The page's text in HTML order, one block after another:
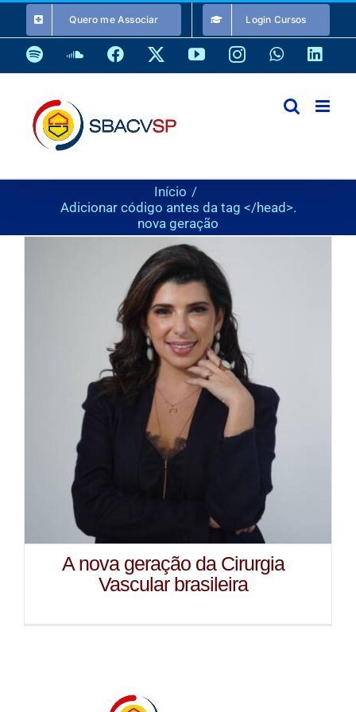
o
conteúdo
Quero me Associar Login Cursos
SpotifySoundCloud
Facebook YouTubeInstagramWhatsApp
Início
Adicionar código antes da tag </head>.
nova geração
A nova geração da Cirurgia
Vascular brasileira